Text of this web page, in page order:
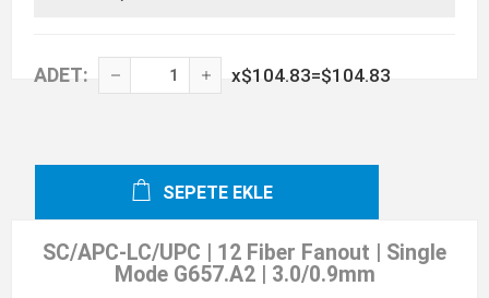
ADET: x$104.83=$104.83
SEPETE EKLE
SC/APC-LC/UPC | 12 Fiber Fanout | Single
Mode G657.A2 | 3.0/0.9mm